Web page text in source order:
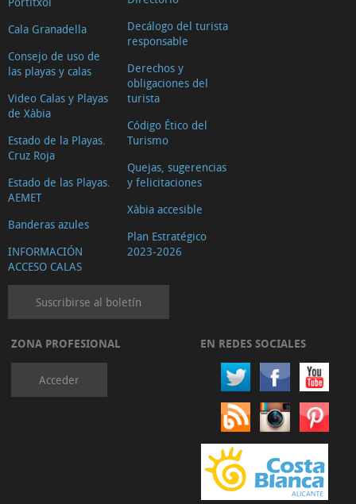
Cala Granadella
Consejo de uso de
las playas y calas
Video Calas y Playas
de Xàbia
Estado de la Playas.
Cruz Roja
Estado de las Playas.
AEMET
Banderas azules
INFORMACIÓN
ACCESO CALAS
Decálogo del turista
responsable
Derechos y
obligaciones del
turista
Código Ético del
Turismo
Quejas, sugerencias
y felicitaciones
Xàbia accesible
Plan Estratégico
2023-2026
Suscribirse al boletín
ZONA PROFESIONAL
Acceder
EN REDES SOCIALES